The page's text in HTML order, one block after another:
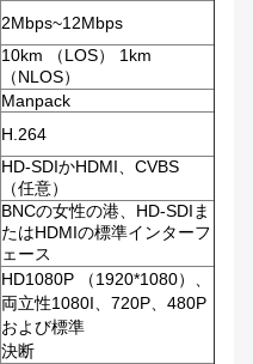
2Mbps~12Mbps
10km （LOS） 1km
（NLOS）
Manpack
H.264
HD-SDIかHDMI、CVBS
（任意）
BNCの女性の港、HD-SDIま
たはHDMIの標準インターフ
ェース
HD1080P （1920*1080）、
両立性1080I、720P、480P
および標準
決断